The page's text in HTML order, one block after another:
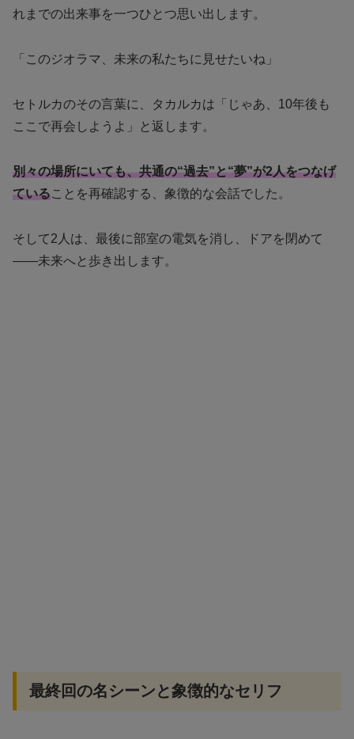
れまでの出来事を一つひとつ思い出します。
「このジオラマ、未来の私たちに見せたいね」
セトルカのその言葉に、タカルカは「じゃあ、10年後も
ここで再会しようよ」と返します。
別々の場所にいても、共通の“過去”と“夢”が2人をつなげ
ていることを再確認する、象徴的な会話でした。
そして2人は、最後に部室の電気を消し、ドアを閉めて
――未来へと歩き出します。
最終回の名シーンと象徴的なセリフ